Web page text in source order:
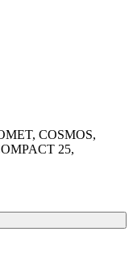
COSMOS,
25,